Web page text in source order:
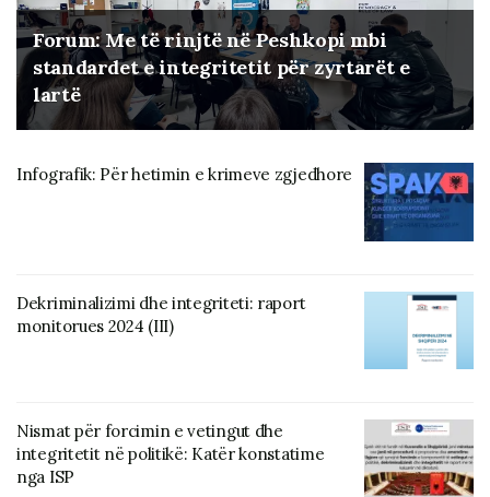
Forum: Me të rinjtë në Peshkopi mbi
standardet e integritetit për zyrtarët e
lartë
Infografik: Për hetimin e krimeve zgjedhore
Dekriminalizimi dhe integriteti: raport
monitorues 2024 (III)
Nismat për forcimin e vetingut dhe
integritetit në politikë: Katër konstatime
nga ISP